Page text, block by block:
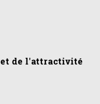
de l'attractivité